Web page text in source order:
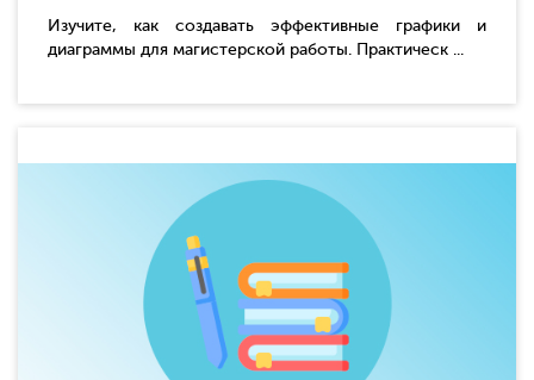
Изучите, как создавать эффективные графики и
диаграммы для магистерской работы. Практическ ...